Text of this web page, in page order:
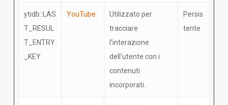
ytidb::LAS
T_RESUL
T_ENTRY
_KEY
YouTube
Utilizzato per
tracciare
l'interazione
dell'utente con i
contenuti
incorporati.
Persis
tente